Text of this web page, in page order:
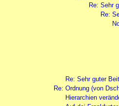
Re: Sehr
Re:
Re: Sehr guter
Re: Ordnung (von
Hierarchien